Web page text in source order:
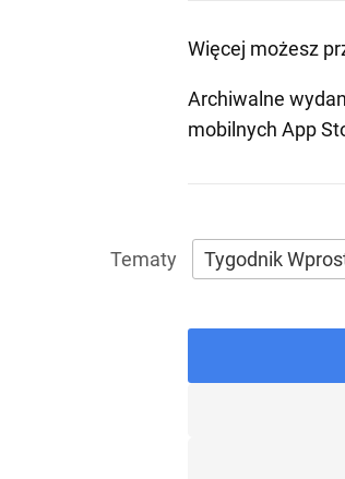
Więcej możesz
Archiwalne
mobilnych App
Tygodnik